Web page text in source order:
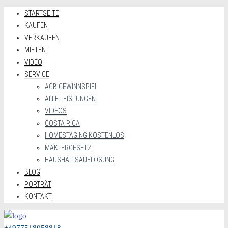
STARTSEITE
KAUFEN
VERKAUFEN
MIETEN
VIDEO
SERVICE
AGB GEWINNSPIEL
ALLE LEISTUNGEN
VIDEOS
COSTA RICA
HOMESTAGING KOSTENLOS
MAKLERGESETZ
HAUSHALTSAUFLÖSUNG
BLOG
PORTRÄT
KONTAKT